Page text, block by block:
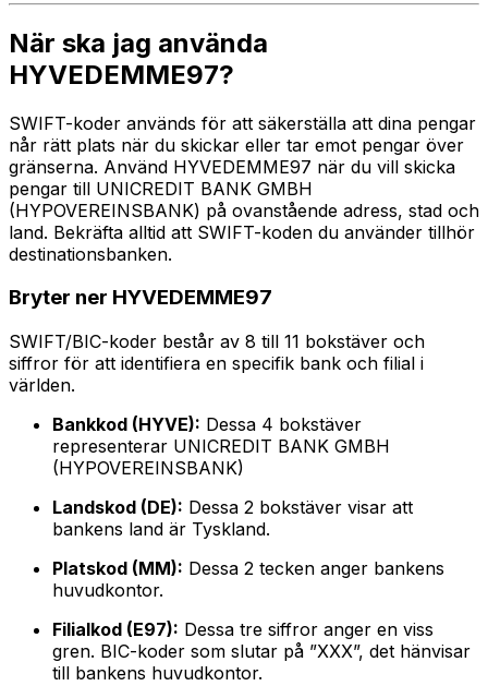
När ska jag använda
HYVEDEMME97?
SWIFT-koder används för att säkerställa att dina pengar
når rätt plats när du skickar eller tar emot pengar över
gränserna. Använd HYVEDEMME97 när du vill skicka
pengar till UNICREDIT BANK GMBH
(HYPOVEREINSBANK) på ovanstående adress, stad och
land. Bekräfta alltid att SWIFT-koden du använder tillhör
destinationsbanken.
Bryter ner HYVEDEMME97
SWIFT/BIC-koder består av 8 till 11 bokstäver och
siffror för att identifiera en specifik bank och filial i
världen.
Bankkod (HYVE): Dessa 4 bokstäver
representerar UNICREDIT BANK GMBH
(HYPOVEREINSBANK)
Landskod (DE): Dessa 2 bokstäver visar att
bankens land är Tyskland.
Platskod (MM): Dessa 2 tecken anger bankens
huvudkontor.
Filialkod (E97): Dessa tre siffror anger en viss
gren. BIC-koder som slutar på ”XXX”, det hänvisar
till bankens huvudkontor.